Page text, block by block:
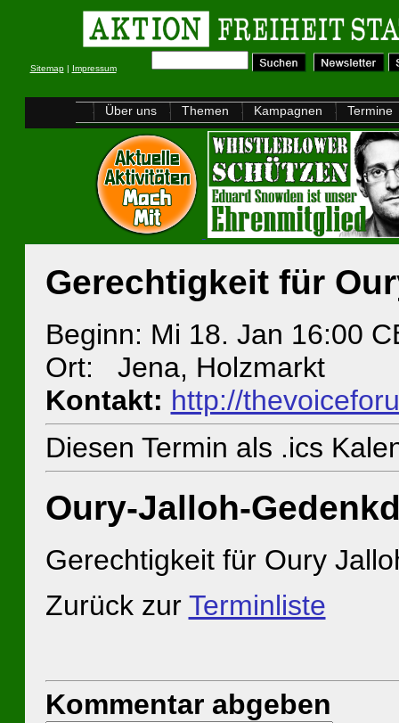
Sitemap| Impressum
Über uns Themen Kampagnen Termine
Gerechtigkeit für
Beginn: Mi 18. Jan 16:00
Ort: Jena, Holzmarkt
Kontakt: http://
Diesen Termin als .ics
Oury-Jalloh-
Gerechtigkeit für Oury
Zurück zur Terminliste
Kommentar abgeben